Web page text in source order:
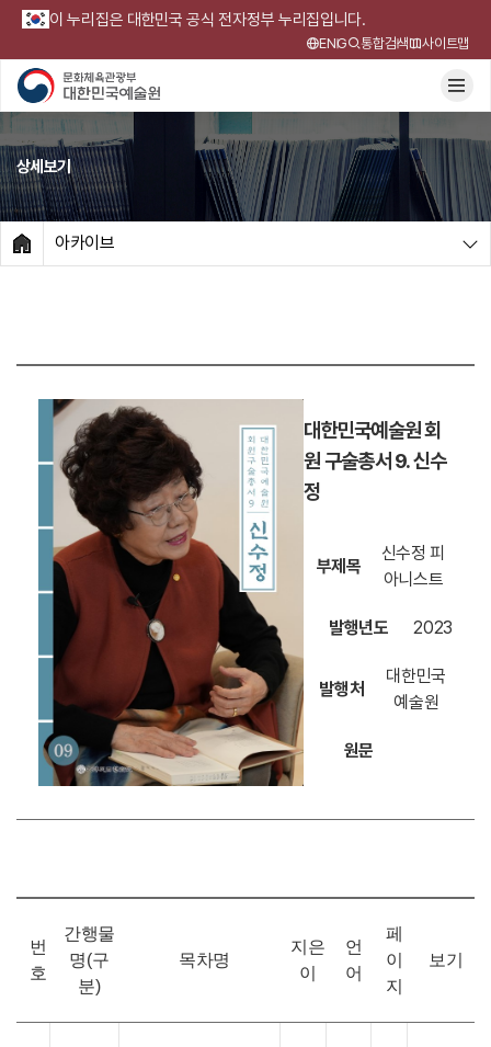
이 누리집은 대한민국 공식 전자정부 누리집입니다.
ENG 통합검색 사이트맵
상세보기
HOME
아카이브
대한민국예술원 회
원 구술총서 9. 신수
정
부제목
신수정 피
아니스트
발행년도 2023
발행처
대한민국
예술원
원문
번
호
간행물
명(구
분)
목차명
지은
이
언
어
페
이
지
보기